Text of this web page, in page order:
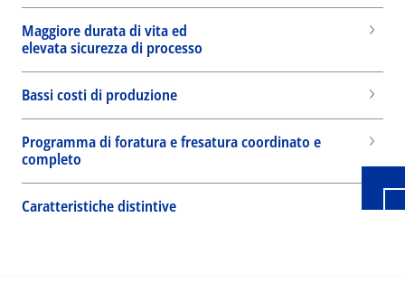
Maggiore durata di vita ed
elevata sicurezza di processo
Bassi costi di produzione
Programma di foratura e fresatura coordinato e
completo
Caratteristiche distintive